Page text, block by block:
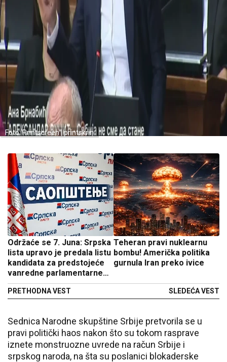
Foto: Printscreen | printskrin
Održaće se 7. Juna: Srpska
lista upravo je predala listu
kandidata za predstojeće
vanredne parlamentarne
izbore
PRETHODNA VEST
Teheran pravi nuklearnu
bombu! Američka politika
gurnula Iran preko ivice
SLEDEĆA VEST
Sednica Narodne skupštine Srbije pretvorila se u
pravi politički haos nakon što su tokom rasprave
iznete monstruozne uvrede na račun Srbije i
srpskog naroda, na šta su poslanici blokaderske